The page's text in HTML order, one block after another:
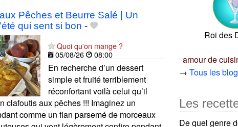
Pêches et Beurre Salé | Un
qui sent si bon -
Quoi qu'on mange ?
05/08/26
08:00
En recherche d’un dessert
simple et fruité terriblement
réconfortant voilà celui qu’il
clafoutis aux pêches !!! Imaginez un
comme un flan parsemé de morceaux
Roi des
amour de
→Tous les
Les
De quel genre